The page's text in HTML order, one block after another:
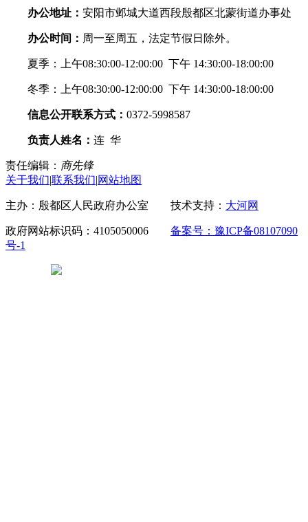
办公地址： 安阳市邺城大道西段殷都区北蒙街道办事处
办公时间： 周一至周五，法定节假日除外。
夏季：上午08:30:00-12:00:00 下午 14:30:00-18:00:00
冬季：上午08:30:00-12:00:00 下午 14:30:00-18:00:00
信息公开联系方式： 0372-5998587
负责人姓名： 连 华
责任编辑： 商先锋
关于我们|联系我们|网站地图
主办：殷都区人民政府办公室 技术支持： 大河网
政府网站标识码：4105050006 备案号：豫ICP备08107090
号-1